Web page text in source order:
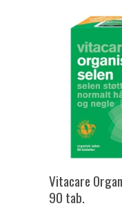
Vitacare
90 tab.